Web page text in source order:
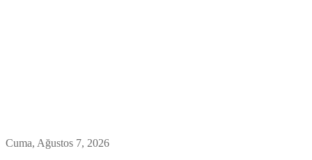
Cuma, Ağustos 7, 2026